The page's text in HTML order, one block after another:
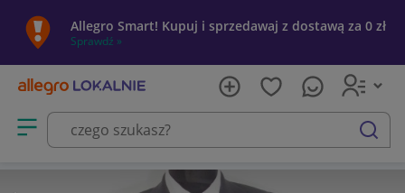
Allegro Smart! Kupuj i sprzedawaj z dostawą za 0 zł
Sprawdź »
Otwórz menu z kategoriami
szukaj